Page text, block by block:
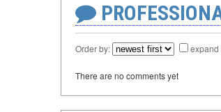
Order by: expand
There are no comments yet